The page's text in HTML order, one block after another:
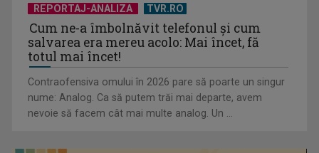
REPORTAJ-ANALIZA TVR.RO
Cum ne-a îmbolnăvit telefonul și cum
salvarea era mereu acolo: Mai încet, fă
totul mai încet!
Contraofensiva omului în 2026 pare să poarte un singur
nume: Analog. Ca să putem trăi mai departe, avem
nevoie să facem cât mai multe analog. Un ...